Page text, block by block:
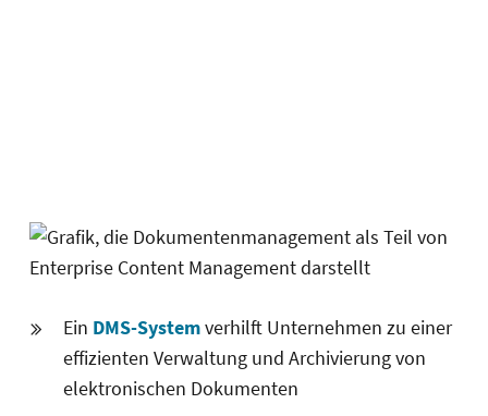
Ein DMS-Systemverhilft Unternehmen zu einer
effizienten Verwaltung und Archivierung von
elektronischen Dokumenten